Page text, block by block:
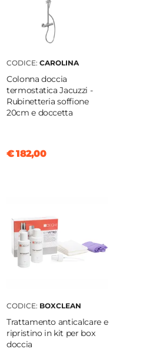
CODICE: CAROLINA
Colonna doccia
termostatica Jacuzzi -
Rubinetteria soffione
20cm e doccetta
€ 182,00
CODICE: BOXCLEAN
Trattamento anticalcare e
ripristino in kit per box
doccia